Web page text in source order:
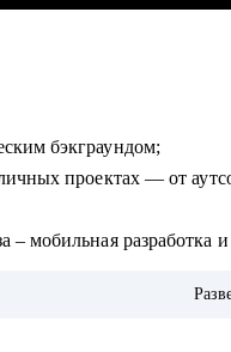
бэкграундом;
проектах — от
– мобильная